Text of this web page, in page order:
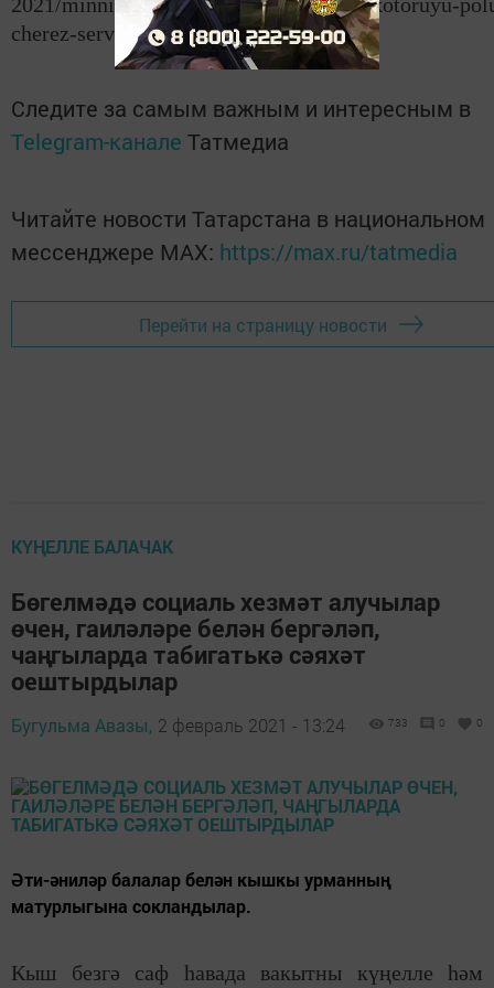
cherez-servis-hatlar-yorty-5803370
Следите за самым важным и интересным в
Telegram-канале Татмедиа
Читайте новости Татарстана в национальном
мессенджере MАХ: https://max.ru/tatmedia
Перейти на страницу новости
КҮҢЕЛЛЕ БАЛАЧАК
Бөгелмәдә социаль хезмәт алучылар
өчен, гаиләләре белән бергәләп,
чаңгыларда табигатькә сәяхәт
оештырдылар
Бугульма Авазы, 2 февраль 2021 - 13:24 733 0 0
Әти-әниләр балалар белән кышкы урманның
матурлыгына сокландылар.
Кыш безгә саф һавада вакытны күңелле һәм